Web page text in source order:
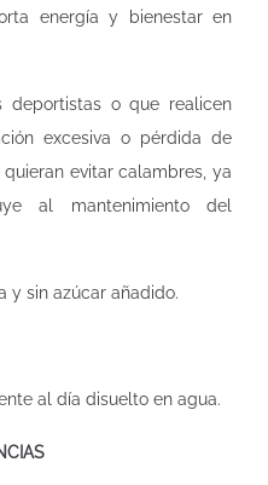
energía y bienestar en
deportistas o que realicen
excesiva o pérdida de
evitar calambres, ya
al mantenimiento del
y sin azúcar añadido.
al día disuelto en agua.